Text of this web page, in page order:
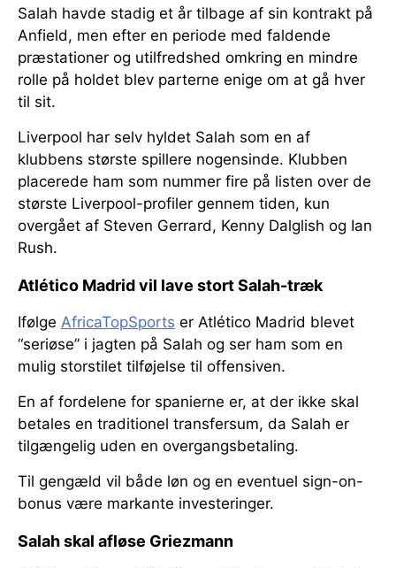
Salah havde stadig et år tilbage af sin kontrakt på
Anfield, men efter en periode med faldende
præstationer og utilfredshed omkring en mindre
rolle på holdet blev parterne enige om at gå hver
til sit.
Liverpool har selv hyldet Salah som en af
klubbens største spillere nogensinde. Klubben
placerede ham som nummer fire på listen over de
største Liverpool-profiler gennem tiden, kun
overgået af Steven Gerrard, Kenny Dalglish og Ian
Rush.
Atlético Madrid vil lave stort Salah-træk
Ifølge AfricaTopSports er Atlético Madrid blevet
“seriøse” i jagten på Salah og ser ham som en
mulig storstilet tilføjelse til offensiven.
En af fordelene for spanierne er, at der ikke skal
betales en traditionel transfersum, da Salah er
tilgængelig uden en overgangsbetaling.
Til gengæld vil både løn og en eventuel sign-on-
bonus være markante investeringer.
Salah skal afløse Griezmann